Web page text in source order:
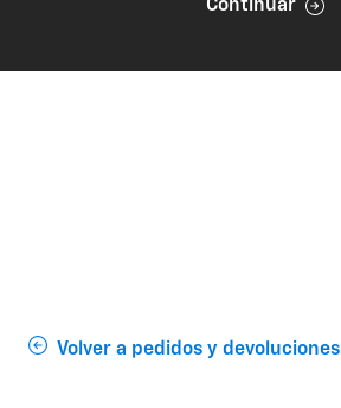
Continuar
Volver a pedidos y devoluciones